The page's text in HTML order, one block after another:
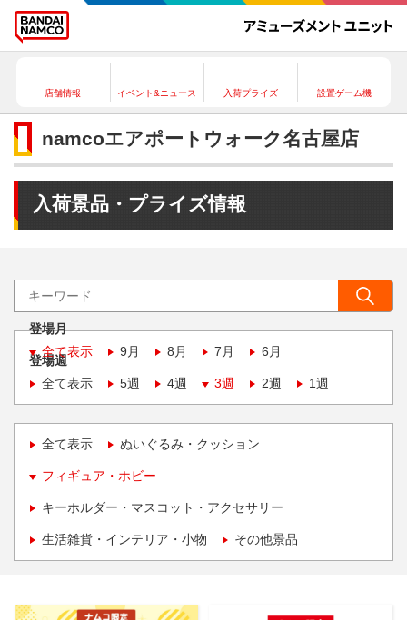
店舗情報 イベント&ニュース 入荷プライズ 設置ゲーム機
namcoエアポートウォーク名古屋店
入荷景品・プライズ情報
登場月
全て表示
9月 8月 7月 6月
登場週
全て表示
5週 4週 3週 2週 1週
全て表示 ぬいぐるみ・クッション
フィギュア・ホビー
キーホルダー・マスコット・アクセサリー
生活雑貨・インテリア・小物 その他景品